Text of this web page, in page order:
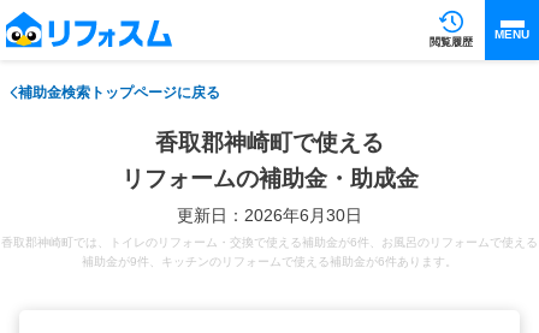
閲覧履歴
MENU
補助金検索トップページに戻る
香取郡神崎町で使える
リフォームの補助金・助成金
更新日：2026年6月30日
香取郡神崎町では、トイレのリフォーム・交換で使える補助金が6件、お風呂のリフォームで使える
補助金が9件、キッチンのリフォームで使える補助金が6件あります。